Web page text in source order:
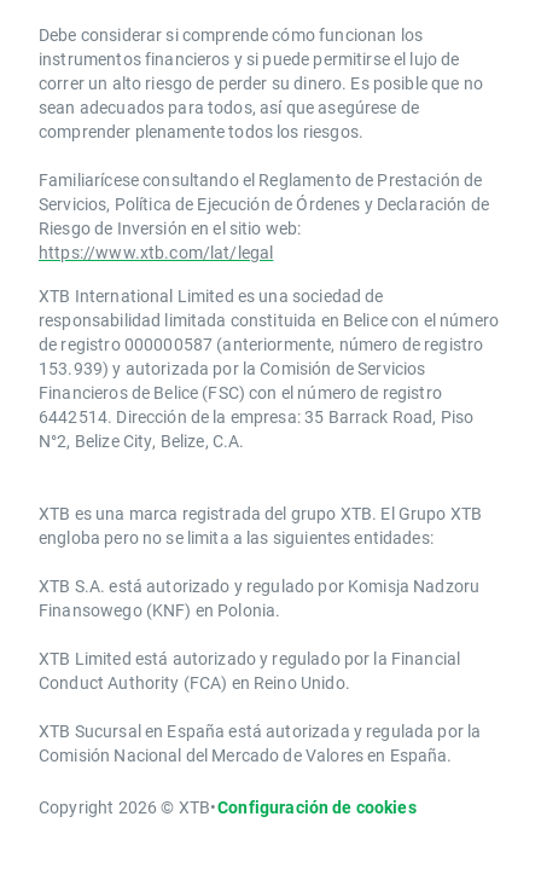
Debe considerar si comprende cómo funcionan los
instrumentos financieros y si puede permitirse el lujo de
correr un alto riesgo de perder su dinero. Es posible que no
sean adecuados para todos, así que asegúrese de
comprender plenamente todos los riesgos.
Familiarícese consultando el Reglamento de Prestación de
Servicios, Política de Ejecución de Órdenes y Declaración de
Riesgo de Inversión en el sitio web:
https://www.xtb.com/lat/legal
XTB International Limited es una sociedad de
responsabilidad limitada constituida en Belice con el número
de registro 000000587 (anteriormente, número de registro
153.939) y autorizada por la Comisión de Servicios
Financieros de Belice (FSC) con el número de registro
6442514. Dirección de la empresa: 35 Barrack Road, Piso
N°2, Belize City, Belize, C.A.
​​XTB es una marca registrada del grupo XTB. El Grupo XTB
engloba pero no se limita a las siguientes entidades:
XTB S.A.​ está autorizado y regulado por Komisja Nadzoru
Finansowego (KNF) ​en Polonia.
XTB Limited ​está autorizado y regulado por la ​Financial
Conduct Authority ​(FCA) en ​​Reino Unido.
XTB Sucursal en España está autorizada y regulada por la
Comisión Nacional del Mercado de Valores en España.
Copyright 2026 © XTB•Configuración de cookies